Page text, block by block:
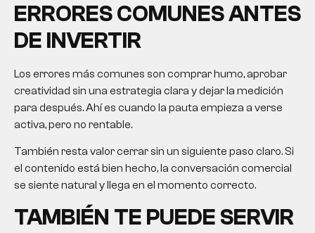
ERRORES COMUNES ANTES
DE INVERTIR
Los errores más comunes son comprar humo, aprobar
creatividad sin una estrategia clara y dejar la medición
para después. Ahí es cuando la pauta empieza a verse
activa, pero no rentable.
También resta valor cerrar sin un siguiente paso claro. Si
el contenido está bien hecho, la conversación comercial
se siente natural y llega en el momento correcto.
TAMBIÉN TE PUEDE SERVIR